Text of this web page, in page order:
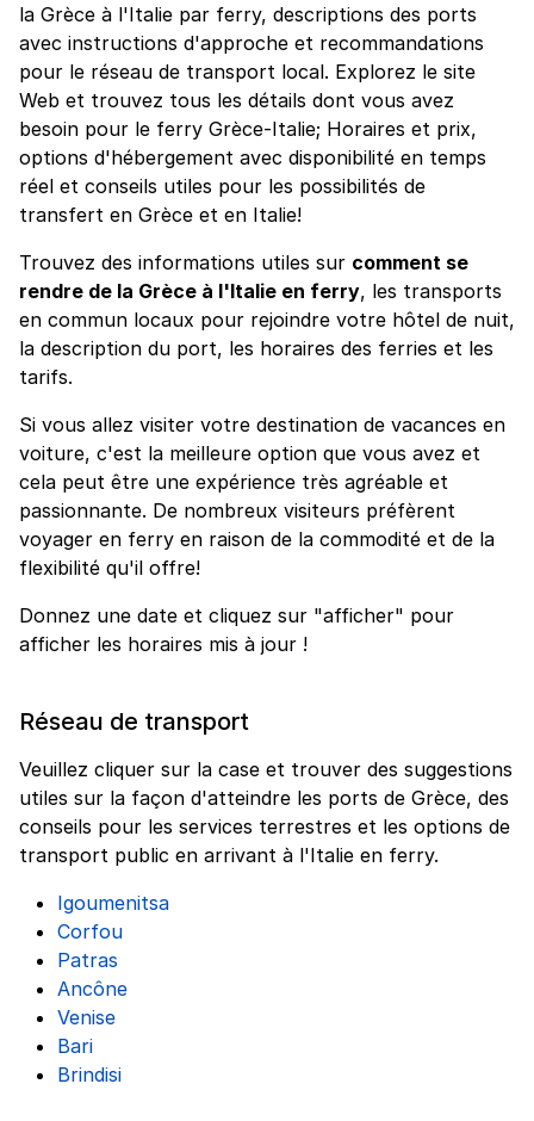
la Grèce à l'Italie par ferry, descriptions des ports
avec instructions d'approche et recommandations
pour le réseau de transport local. Explorez le site
Web et trouvez tous les détails dont vous avez
besoin pour le ferry Grèce-Italie; Horaires et prix,
options d'hébergement avec disponibilité en temps
réel et conseils utiles pour les possibilités de
transfert en Grèce et en Italie!
Trouvez des informations utiles sur comment se
rendre de la Grèce à l'Italie en ferry, les transports
en commun locaux pour rejoindre votre hôtel de nuit,
la description du port, les horaires des ferries et les
tarifs.
Si vous allez visiter votre destination de vacances en
voiture, c'est la meilleure option que vous avez et
cela peut être une expérience très agréable et
passionnante. De nombreux visiteurs préfèrent
voyager en ferry en raison de la commodité et de la
flexibilité qu'il offre!
Donnez une date et cliquez sur "afficher" pour
afficher les horaires mis à jour !
Réseau de transport
Veuillez cliquer sur la case et trouver des suggestions
utiles sur la façon d'atteindre les ports de Grèce, des
conseils pour les services terrestres et les options de
transport public en arrivant à l'Italie en ferry.
Igoumenitsa
Corfou
Patras
Ancône
Venise
Bari
Brindisi